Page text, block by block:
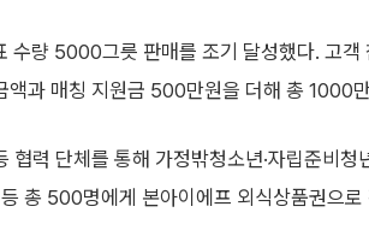
수량 5000그릇 판매를 조기 달성했다. 고
액과 매칭 지원금 500만원을 더해 총 1000
협력 단체를 통해 가정밖청소년·자립준비청
등 총 500명에게 본아이에프 외식상품권으로